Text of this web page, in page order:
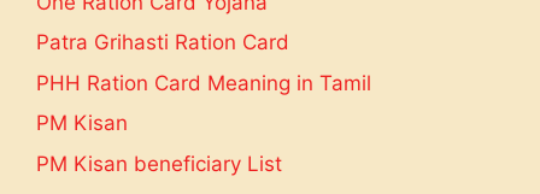
Patra Grihasti Ration Card
PHH Ration Card Meaning in Tamil
PM Kisan
PM Kisan beneficiary List